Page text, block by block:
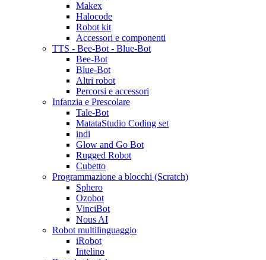
Makex
Halocode
Robot kit
Accessori e componenti
TTS - Bee-Bot - Blue-Bot
Bee-Bot
Blue-Bot
Altri robot
Percorsi e accessori
Infanzia e Prescolare
Tale-Bot
MatataStudio Coding set
indi
Glow and Go Bot
Rugged Robot
Cubetto
Programmazione a blocchi (Scratch)
Sphero
Ozobot
VinciBot
Nous AI
Robot multilinguaggio
iRobot
Intelino